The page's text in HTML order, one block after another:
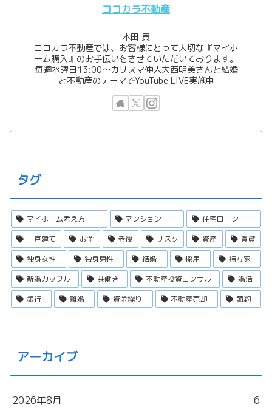
ココカラ不動産
本田 貢
ココカラ不動産では、お客様にとって大切な『マイホ
ーム購入』のお手伝いをさせていただいております。
毎週水曜日13:00〜カリスマ仲人大西明美さんと結婚
と不動産のテーマでYouTube LIVE実施中
タグ
マイホーム考え方 マンション
住宅ローン
一戸建て
お金 老後 リスク 資産
賃貸
独身女性
独身男性 結婚 採用
持ち家
新婚カップル
共働き 不動産投資コンサル
婚活
銀行
離婚 資金繰り 不動産売却 節約
アーカイブ
2026年8月 6